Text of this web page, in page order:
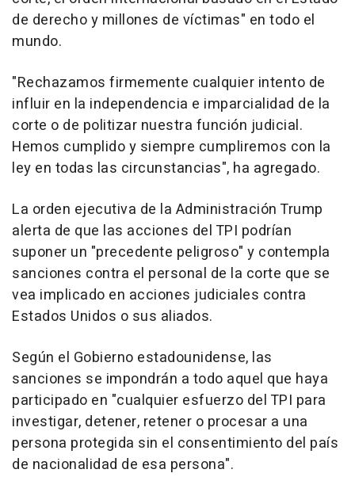
de derecho y millones de víctimas" en todo el
mundo.
"Rechazamos firmemente cualquier intento de
influir en la independencia e imparcialidad de la
corte o de politizar nuestra función judicial.
Hemos cumplido y siempre cumpliremos con la
ley en todas las circunstancias", ha agregado.
La orden ejecutiva de la Administración Trump
alerta de que las acciones del TPI podrían
suponer un "precedente peligroso" y contempla
sanciones contra el personal de la corte que se
vea implicado en acciones judiciales contra
Estados Unidos o sus aliados.
Según el Gobierno estadounidense, las
sanciones se impondrán a todo aquel que haya
participado en "cualquier esfuerzo del TPI para
investigar, detener, retener o procesar a una
persona protegida sin el consentimiento del país
de nacionalidad de esa persona".